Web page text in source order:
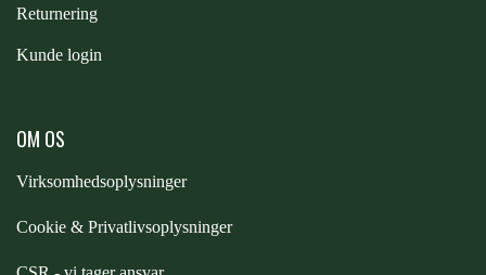
Returnering
Kunde login
OM OS
Virksomhedsoplysninger
Cookie & Privatlivsoplysninger